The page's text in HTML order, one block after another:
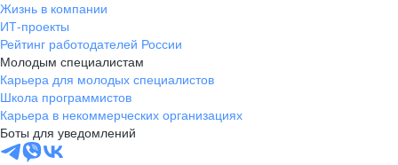
Жизнь в компании
ИТ-проекты
Рейтинг работодателей России
Молодым специалистам
Карьера для молодых специалистов
Школа программистов
Карьера в некоммерческих организациях
Боты для уведомлений